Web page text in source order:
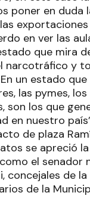
poner en duda
exportaciones
en ver las
que mira
narcotráfico y
un estado
las pymes,
son los que
en nuestro
de plaza
se apreció
el senador
concejales de
de la